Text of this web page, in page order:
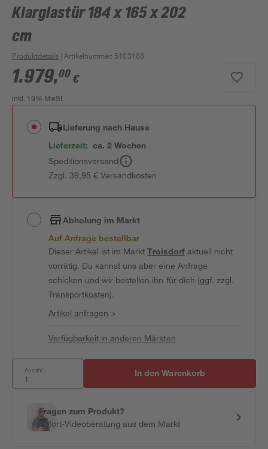
Klarglastür 184 x 165 x 202
cm
Produktdetails | Artikelnummer: 5103188
1.979,00 €
inkl. 19% MwSt.
Lieferung nach Hause
Lieferzeit: ca. 2 Wochen
Speditionsversand
Zzgl. 39,95 € Versandkosten
Abholung im Markt
Auf Anfrage bestellbar
Dieser Artikel ist im MarktTroisdorfaktuell nicht
vorrätig. Du kannst uns aber eine Anfrage
schicken und wir bestellen ihn für dich (ggf. zzgl.
Transportkosten).
Artikel anfragen >
Verfügbarkeit in anderen Märkten
Anzahl: In den Warenkorb
Fragen zum Produkt?
Sofort-Videoberatung aus dem Markt